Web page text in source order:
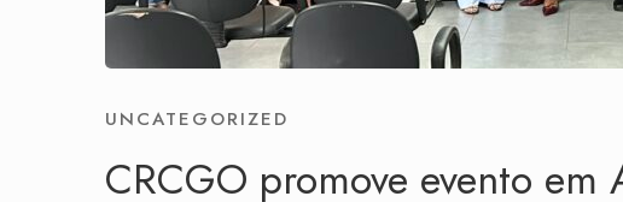
UNCATEGORIZED
CRCGO promove evento em